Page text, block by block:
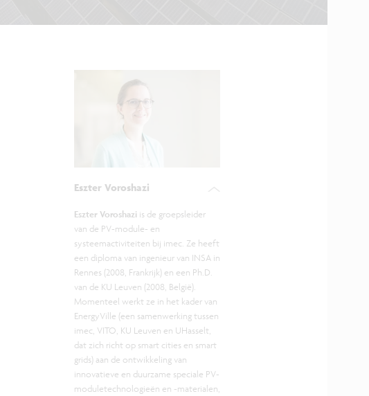
Eszter Voroshazi
Eszter Voroshazi is de groepsleider
van de PV-module- en
systeemactiviteiten bij imec. Ze heeft
een diploma van ingenieur van INSA in
Rennes (2008, Frankrijk) en een Ph.D.
van de KU Leuven (2008, België).
Momenteel werkt ze in het kader van
EnergyVille (een samenwerking tussen
imec, VITO, KU Leuven en UHasselt,
dat zich richt op smart cities en smart
grids) aan de ontwikkeling van
innovatieve en duurzame speciale PV-
moduletechnologieën en -materialen,